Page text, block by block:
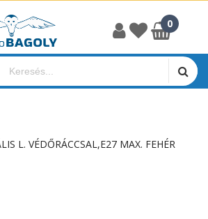
L. VÉDŐRÁCCSAL,E27 MAX. FEHÉR